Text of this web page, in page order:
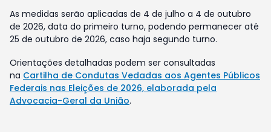
As medidas serão aplicadas de 4 de julho a 4 de outubro
de 2026, data do primeiro turno, podendo permanecer até
25 de outubro de 2026, caso haja segundo turno.
Orientações detalhadas podem ser consultadas
na Cartilha de Condutas Vedadas aos Agentes Públicos
Federais nas Eleições de 2026, elaborada pela
Advocacia-Geral da União.